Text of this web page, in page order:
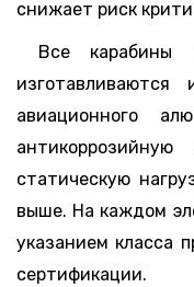
снижает риск
Все карабины
авиационного
статическую
выше. На каждом
указанием класса
сертификации.